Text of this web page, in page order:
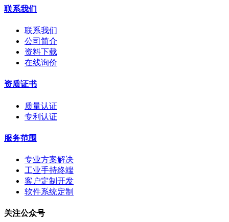
联系我们
联系我们
公司简介
资料下载
在线询价
资质证书
质量认证
专利认证
服务范围
专业方案解决
工业手持终端
客户定制开发
软件系统定制
关注公众号